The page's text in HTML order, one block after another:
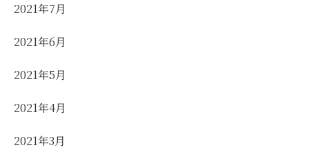
2021年7月
2021年6月
2021年5月
2021年4月
2021年3月